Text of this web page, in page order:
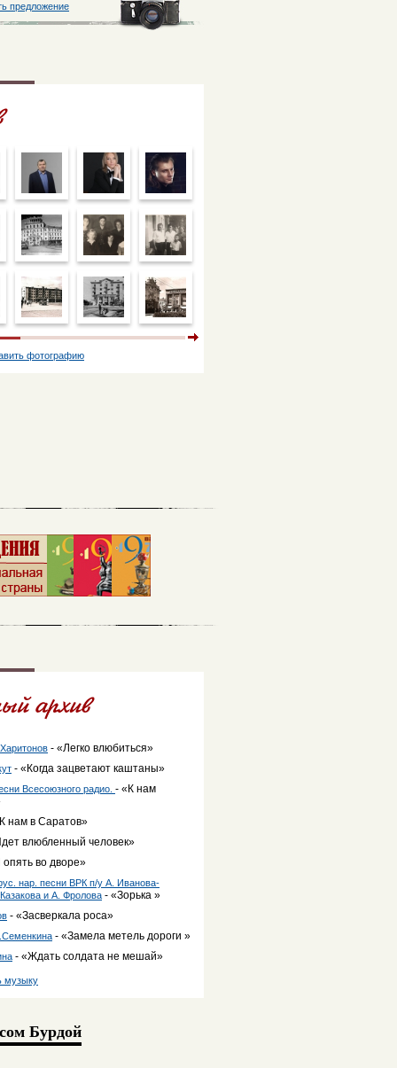
предложение
фотографию
- «Легко влюбиться»
- «Когда зацветают каштаны»
Всесоюзного радио. - «К нам
нам в Саратов»
влюбленный человек»
во дворе»
нар. песни ВРК п/у А. Иванова-
и А. Фролова - «Зорька »
- «Засверкала роса»
- «Замела метель дороги »
- «Ждать солдата не мешай»
музыку
Бурдой